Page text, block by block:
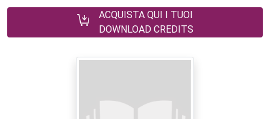
ACQUISTA QUI I TUOI
DOWNLOAD CREDITS